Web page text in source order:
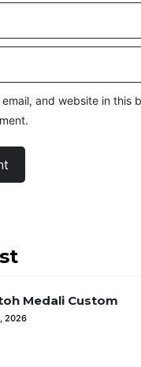
email, and website in this
Medali Custom
2026